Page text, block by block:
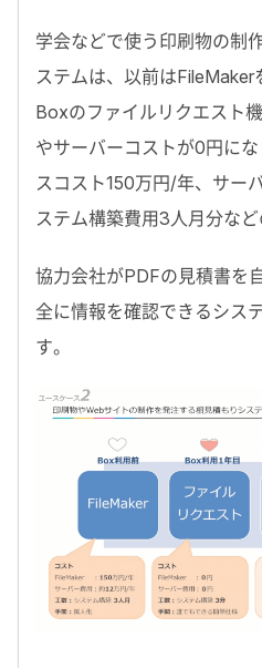
学会などで使う印刷物の制
ステムは、以前はFileMaker
Boxのファイルリクエスト
やサーバーコストが0円に
スコスト150万円/年、サー
ステム構築費用3人月分など
協力会社がPDFの見積書を
全に情報を確認できるシス
す。